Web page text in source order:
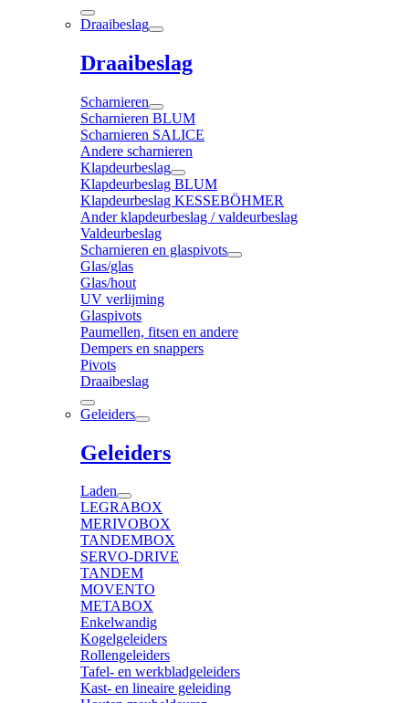
Draaibeslag
Draaibeslag
Scharnieren
Scharnieren BLUM
Scharnieren SALICE
Andere scharnieren
Klapdeurbeslag
Klapdeurbeslag BLUM
Klapdeurbeslag KESSEBÖHMER
Ander klapdeurbeslag / valdeurbeslag
Valdeurbeslag
Scharnieren en glaspivots
Glas/glas
Glas/hout
UV verlijming
Glaspivots
Paumellen, fitsen en andere
Dempers en snappers
Pivots
Draaibeslag
Geleiders
Geleiders
Laden
LEGRABOX
MERIVOBOX
TANDEMBOX
SERVO-DRIVE
TANDEM
MOVENTO
METABOX
Enkelwandig
Kogelgeleiders
Rollengeleiders
Tafel- en werkbladgeleiders
Kast- en lineaire geleiding